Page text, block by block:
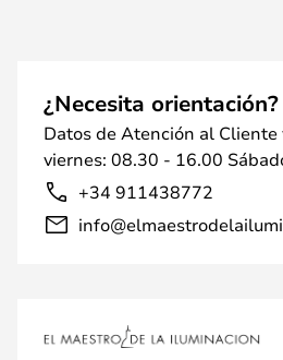
¿Necesita orientación?
Datos de Atención al Cliente
viernes: 08.30 - 16.00
+34 911438772